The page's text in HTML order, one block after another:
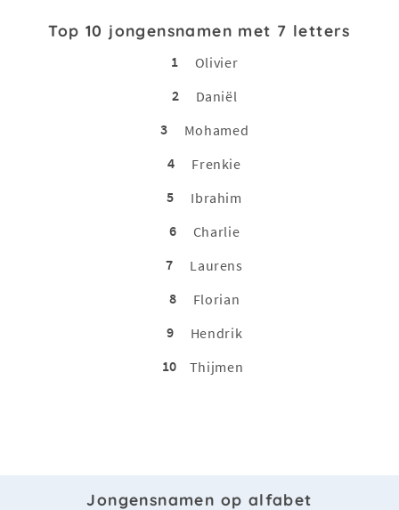
Top 10 jongensnamen met 7 letters
1
Olivier
2
Daniël
3
Mohamed
4
Frenkie
5
Ibrahim
6
Charlie
7
Laurens
8
Florian
9
Hendrik
10
Thijmen
Jongensnamen op alfabet